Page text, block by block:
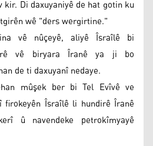
kir. Di daxuyaniyê de hat gotin ku
wê "ders wergirtine."
vê nûçeyê, aliyê Îsraîlê bi
vê biryara Îranê ya ji bo
de ti daxuyanî nedaye.
mûşek ber bi Tel Evîvê ve
Îsraîlê li hundirê Îranê
û navendeke petrokîmyayê